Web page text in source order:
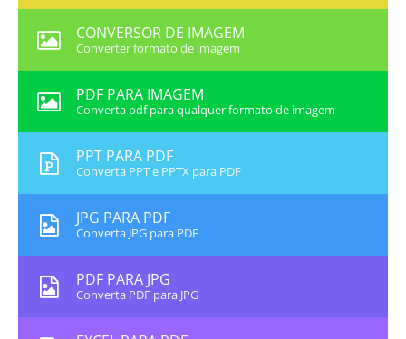
CONVERSOR DE IMAGEM
Converter formato de imagem
PDF PARA IMAGEM
Converta pdf para qualquer formato de imagem
PPT PARA PDF
Converta PPT e PPTX para PDF
JPG PARA PDF
Converta JPG para PDF
PDF PARA JPG
Converta PDF para JPG